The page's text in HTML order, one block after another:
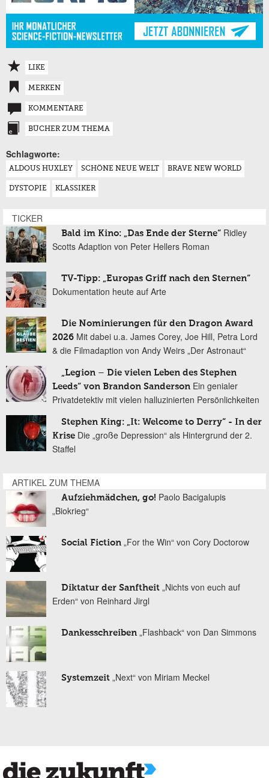
LIKE
MERKEN
KOMMENTARE
BÜCHER ZUM THEMA
Schlagworte:
ALDOUS HUXLEY SCHÖNE NEUE WELT BRAVE NEW WORLD
DYSTOPIE KLASSIKER
TICKER
Bald im Kino: „Das Ende der Sterne“ Ridley
Scotts Adaption von Peter Hellers Roman
TV-Tipp: „Europas Griff nach den Sternen“
Dokumentation heute auf Arte
Die Nominierungen für den Dragon Award
2026 Mit dabei u.a. James Corey, Joe Hill, Petra Lord
& die Filmadaption von Andy Weirs „Der Astronaut“
„Legion – Die vielen Leben des Stephen
Leeds“ von Brandon Sanderson Ein genialer
Privatdetektiv mit vielen halluzinierten Persönlichkeiten
Stephen King: „It: Welcome to Derry“ - In der
Krise Die „große Depression“ als Hintergrund der 2.
Staffel
ARTIKEL ZUM THEMA
Aufziehmädchen, go! Paolo Bacigalupis
„Biokrieg“
Social Fiction „For the Win“ von Cory Doctorow
Diktatur der Sanftheit „Nichts von euch auf
Erden“ von Reinhard Jirgl
Dankesschreiben „Flashback“ von Dan Simmons
Systemzeit „Next“ von Miriam Meckel